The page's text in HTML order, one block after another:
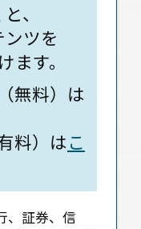
、
ツを
す。
無料）は
料）はこ
、証券、信